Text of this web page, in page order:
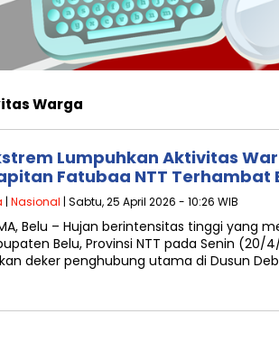
Warga
Lumpuhkan Aktivitas
Fatubaa NTT Terhambat
| Nasional | Sabtu, 25 April 2026 - 10:26 WIB
Belu – Hujan berintensitas tinggi yang
Belu, Provinsi NTT pada Senin (20/
deker penghubung utama di Dusun